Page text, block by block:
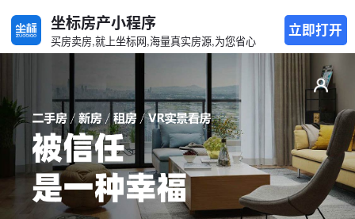
坐标房产小程序
买房卖房,就上坐标网,海量真实房源,为您省心
立即打开